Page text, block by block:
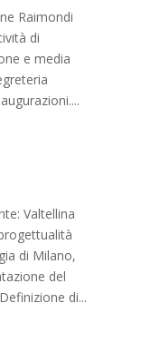
Raimondi
di
e media
Valtellina
di Milano,
del
di...